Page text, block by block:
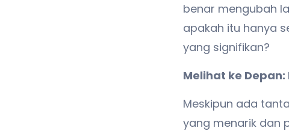
benar mengubah
apakah itu hanya
yang signifikan?
Melihat ke
Meskipun ada
yang menarik dan